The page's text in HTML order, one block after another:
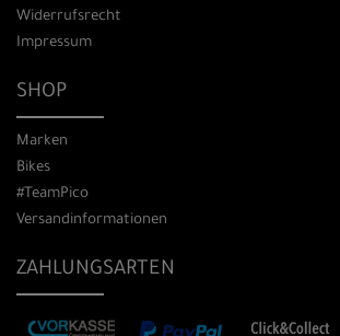
Widerrufsrecht
Impressum
SHOP
Marken
Bikes
#TeamPico
Versandinformationen
ZAHLUNGSARTEN